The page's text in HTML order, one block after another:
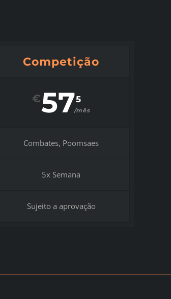
Competição
€575
/mês
Combates, Poomsaes
5x Semana
Sujeito a aprovação